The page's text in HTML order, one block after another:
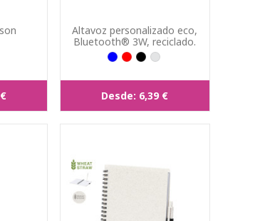
Altavoz personalizado eco,
Bluetooth® 3W, reciclado.
Desde: 6,39 €